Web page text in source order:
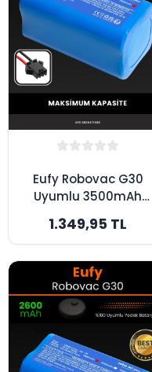
Eufy Robovac G30
Uyumlu 3500mAh
Bataryası -
Maksimum Kapasite
1.349,95 TL